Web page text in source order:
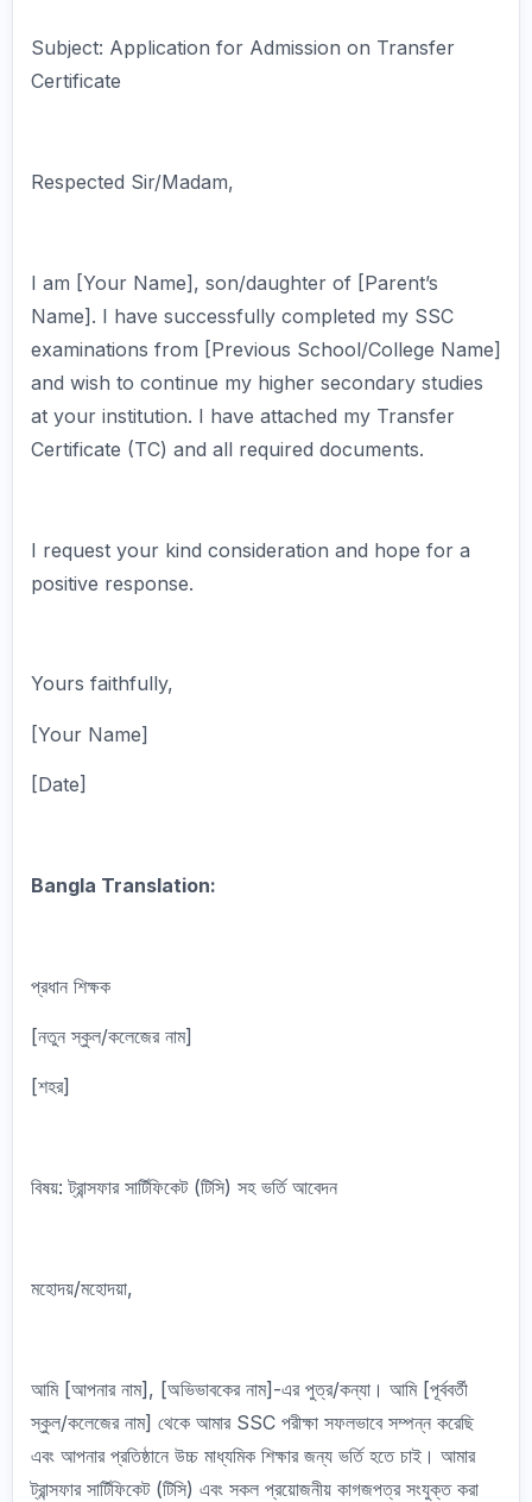
Subject: Application for Admission on Transfer
Certificate
Respected Sir/Madam,
I am [Your Name], son/daughter of [Parent’s
Name]. I have successfully completed my SSC
examinations from [Previous School/College Name]
and wish to continue my higher secondary studies
at your institution. I have attached my Transfer
Certificate (TC) and all required documents.
I request your kind consideration and hope for a
positive response.
Yours faithfully,
[Your Name]
[Date]
Bangla Translation:
প্রধান শিক্ষক
[নতুন স্কুল/কলেজের নাম]
[শহর]
বিষয়: ট্রান্সফার সার্টিফিকেট (টিসি) সহ ভর্তি আবেদন
মহোদয়/মহোদয়া,
আমি [আপনার নাম], [অভিভাবকের নাম]-এর পুত্র/কন্যা। আমি [পূর্ববর্তী
স্কুল/কলেজের নাম] থেকে আমার SSC পরীক্ষা সফলভাবে সম্পন্ন করেছি
এবং আপনার প্রতিষ্ঠানে উচ্চ মাধ্যমিক শিক্ষার জন্য ভর্তি হতে চাই। আমার
ট্রান্সফার সার্টিফিকেট (টিসি) এবং সকল প্রয়োজনীয় কাগজপত্র সংযুক্ত করা